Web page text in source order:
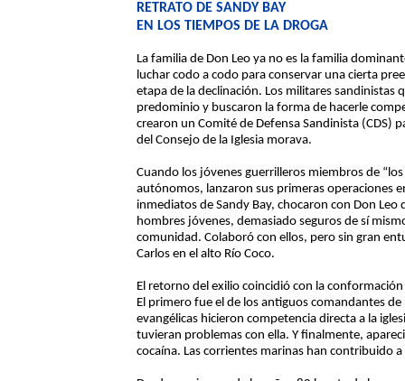
RETRATO DE SANDY BAY
EN LOS TIEMPOS DE LA DROGA
La familia de Don Leo ya no es la familia
luchar codo a codo para conservar una cierta
etapa de la declinación. Los militares
predominio y buscaron la forma de hacerle
crearon un Comité de Defensa Sandinista (CDS)
del Consejo de la Iglesia morava.
Cuando los jóvenes guerrilleros miembros de
autónomos, lanzaron sus primeras operaciones
inmediatos de Sandy Bay, chocaron con Don
hombres jóvenes, demasiado seguros de sí
comunidad. Colaboró con ellos, pero sin gran
Carlos en el alto Río Coco.
El retorno del exilio coincidió con la
El primero fue el de los antiguos comandantes
evangélicas hicieron competencia directa a la
tuvieran problemas con ella. Y finalmente,
cocaína. Las corrientes marinas han contribuido